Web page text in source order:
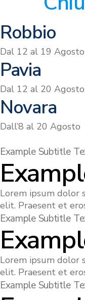
Robbio
Dal 12 al 19 Agosto
Pavia
Dal 12 al 20 Agosto
Novara
Dall’8 al 20 Agosto
Example Subtitle
Lorem ipsum dolor
elit. Praesent et
Example Subtitle
Lorem ipsum dolor
elit. Praesent et
Example Subtitle